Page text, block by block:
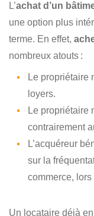
L’achat d’un
une option plus
terme. En effet,
nombreux atouts :
Le propriétaire
loyers.
Le propriétaire
contrairement
L’acquéreur
sur la
commerce, lors
Un locataire déjà